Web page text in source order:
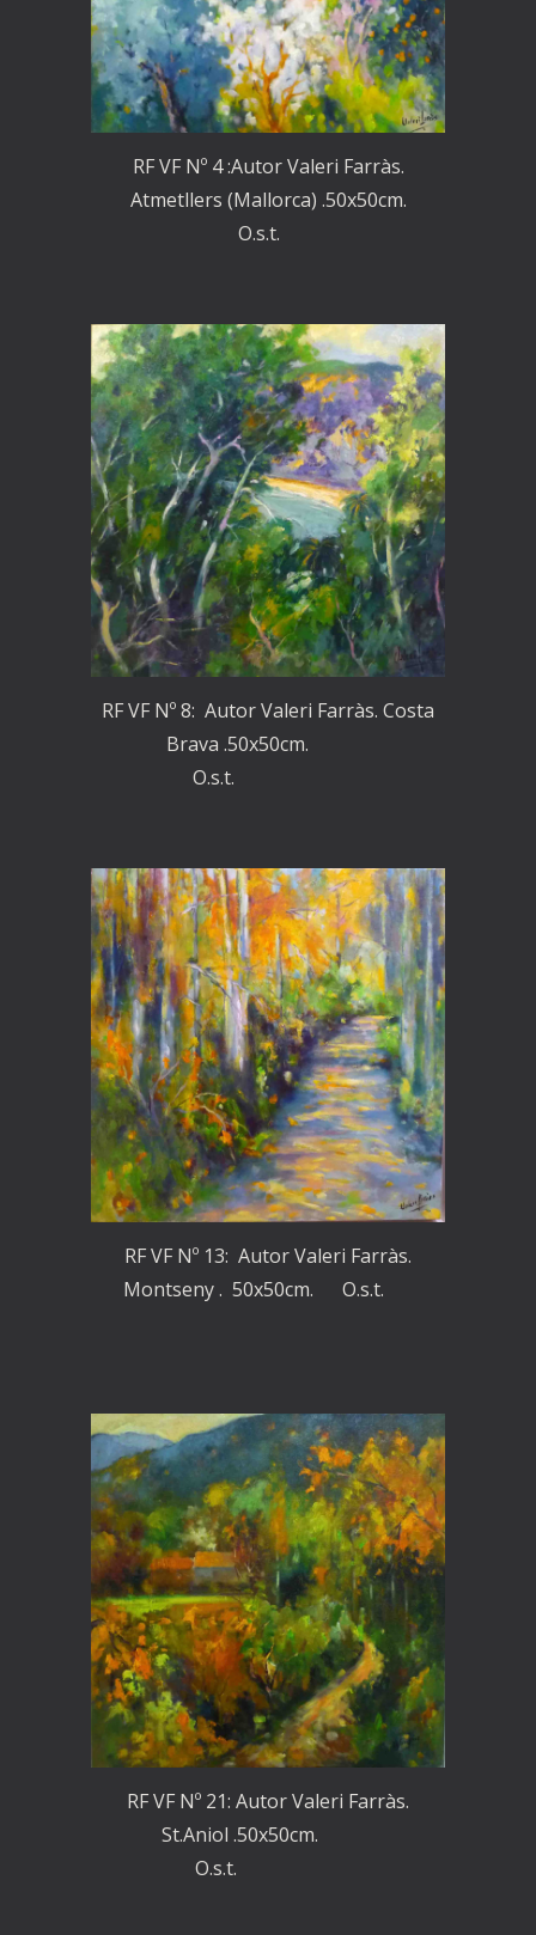
RF VF Nº 4 :Autor Valeri Farràs.
Atmetllers (Mallorca) .50x50cm.
O.s.t.
RF VF Nº 8: Autor Valeri Farràs. Costa
Brava .50x50cm.
O.s.t.
RF VF Nº 13: Autor Valeri Farràs.
Montseny . 50x50cm. O.s.t.
RF VF Nº 21: Autor Valeri Farràs.
St.Aniol .50x50cm.
O.s.t.